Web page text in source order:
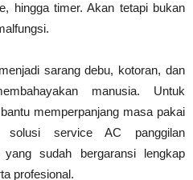
hingga timer. Akan tetapi bukan
sarang debu, kotoran, dan
manusia. Untuk
memperpanjang masa pakai
service AC panggilan
sudah bergaransi lengkap
profesional.